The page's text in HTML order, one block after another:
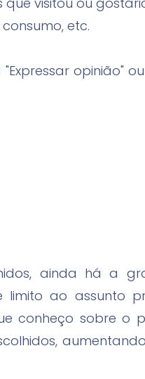
etc.
opinião"
ainda há a
limito ao assunto
conheço sobre o